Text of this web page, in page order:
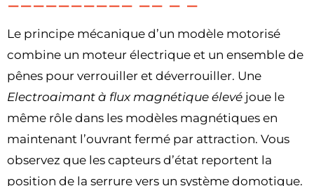
Le principe mécanique d’un modèle motorisé
combine un moteur électrique et un ensemble de
pênes pour verrouiller et déverrouiller. Une
Electroaimant à flux magnétique élevé joue le
même rôle dans les modèles magnétiques en
maintenant l’ouvrant fermé par attraction. Vous
observez que les capteurs d’état reportent la
position de la serrure vers un système domotique.